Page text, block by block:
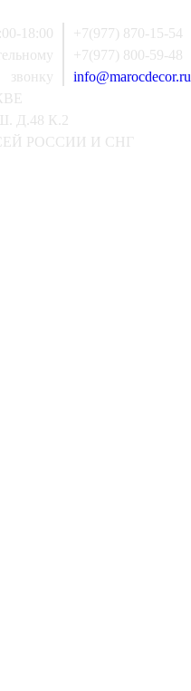
+7(977) 870-15-54
+7(977) 800-59-48
info@marocdecor.ru
18:00
звонку
Д.48 К.2
РОССИИ И СНГ